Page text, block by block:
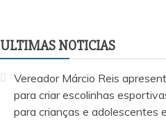
ULTIMAS NOTICIAS
Vereador Márcio Reis
para criar escolinhas
para crianças e adolescentes